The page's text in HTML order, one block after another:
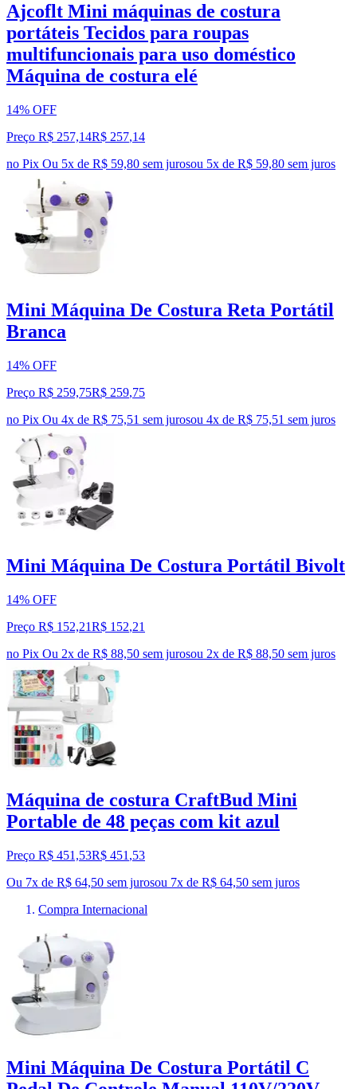
Ajcoflt Mini máquinas de costura
portáteis Tecidos para roupas
multifuncionais para uso doméstico
Máquina de costura elé
14% OFF
Preço R$ 257,14R$ 257,14
no Pix Ou 5x de R$ 59,80 sem jurosou 5x de R$ 59,80 sem juros
Mini Máquina De Costura Reta Portátil
Branca
14% OFF
Preço R$ 259,75R$ 259,75
no Pix Ou 4x de R$ 75,51 sem jurosou 4x de R$ 75,51 sem juros
Mini Máquina De Costura Portátil Bivolt
14% OFF
Preço R$ 152,21R$ 152,21
no Pix Ou 2x de R$ 88,50 sem jurosou 2x de R$ 88,50 sem juros
Máquina de costura CraftBud Mini
Portable de 48 peças com kit azul
Preço R$ 451,53R$ 451 ,53
Ou 7x de R$ 64,50 sem jurosou 7x de R$ 64,50 sem juros
Compra Internacional
Mini Máquina De Costura Portátil C